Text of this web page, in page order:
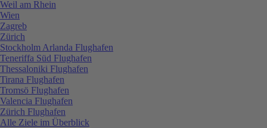
Weil am Rhein
Wien
Zagreb
Zürich
Stockholm Arlanda Flughafen
Teneriffa Süd Flughafen
Thessaloniki Flughafen
Tirana Flughafen
Tromsö Flughafen
Valencia Flughafen
Zürich Flughafen
Alle Ziele im Überblick